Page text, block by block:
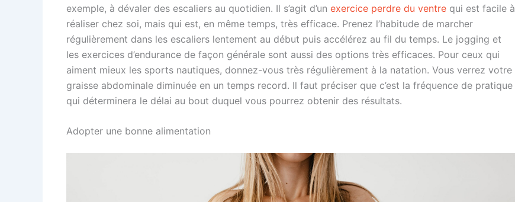
exemple, à dévaler des escaliers au quotidien. Il s’agit d’un exercice perdre du ventre qui est facile à
réaliser chez soi, mais qui est, en même temps, très efficace. Prenez l’habitude de marcher
régulièrement dans les escaliers lentement au début puis accélérez au fil du temps. Le jogging et
les exercices d’endurance de façon générale sont aussi des options très efficaces. Pour ceux qui
aiment mieux les sports nautiques, donnez-vous très régulièrement à la natation. Vous verrez votre
graisse abdominale diminuée en un temps record. Il faut préciser que c’est la fréquence de pratique
qui déterminera le délai au bout duquel vous pourrez obtenir des résultats.
Adopter une bonne alimentation